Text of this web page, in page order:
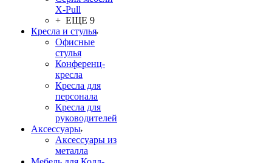
X-Pull
+ ЕЩЕ 9
Кресла и стулья
Офисные
стулья
Конференц-
кресла
Кресла для
персонала
Кресла для
руководителей
Аксессуары
Аксессуары из
металла